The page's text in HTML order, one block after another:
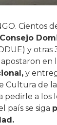
Cientos
Consejo
y otras
apostaron
y
Cultura de
pedirle a los
país se siga